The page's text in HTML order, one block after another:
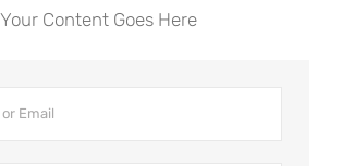
Your Content Goes Here